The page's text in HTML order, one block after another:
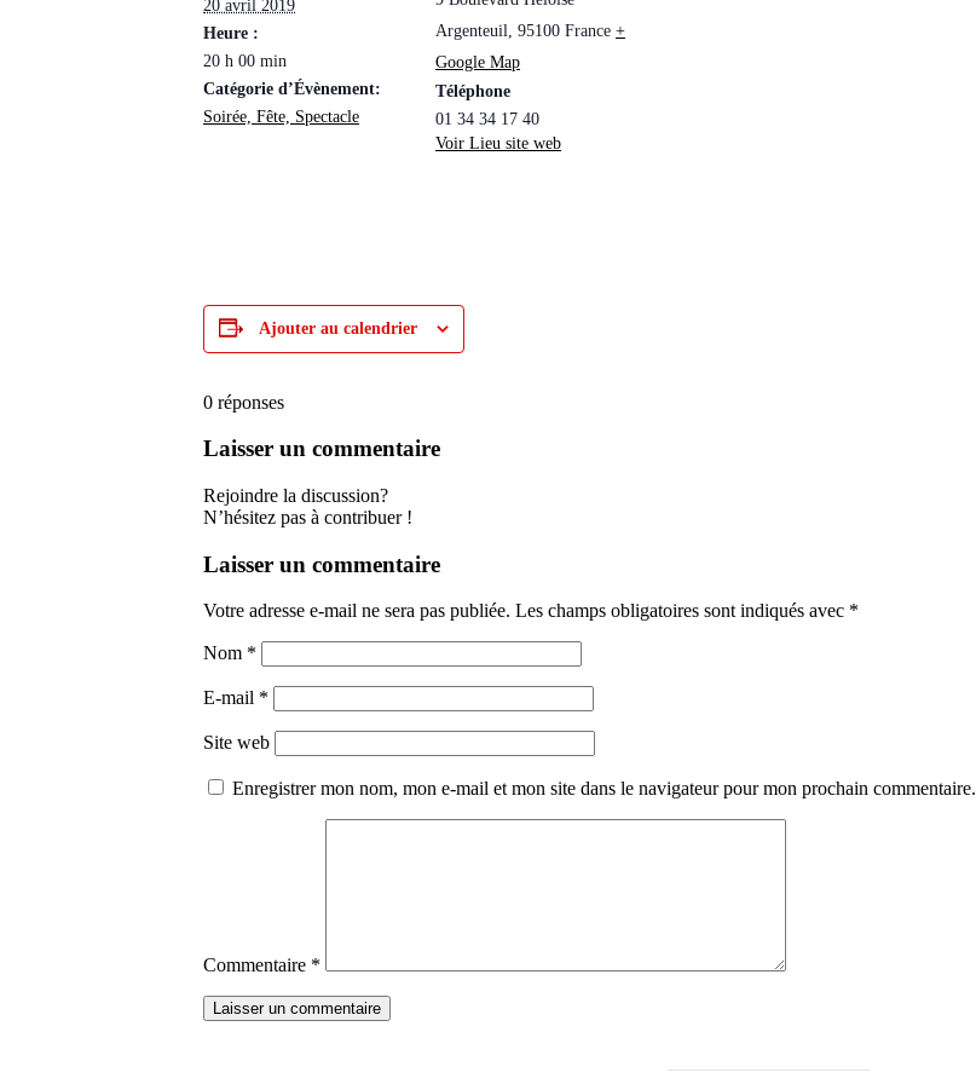
20 avril 2019
Heure :
20 h 00 min
Catégorie d’Évènement:
Soirée, Fête, Spectacle
Argenteuil, 95100 France +
Google Map
Téléphone
01 34 34 17 40
Voir Lieu site web
Ajouter au calendrier
0 réponses
Laisser un commentaire
Rejoindre la discussion?
N’hésitez pas à contribuer !
Laisser un commentaire
Votre adresse e-mail ne sera pas publiée. Les champs obligatoires sont indiqués avec *
Nom *
E-mail *
Site web
Enregistrer mon nom, mon e-mail et mon site dans le navigateur pour mon prochain commentaire.
Commentaire *